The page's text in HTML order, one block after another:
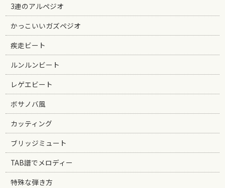
3連のアルペジオ
かっこいいガズペジオ
疾走ビート
ルンルンビート
レゲエビート
ボサノバ風
カッティング
ブリッジミュート
TAB譜でメロディー
特殊な弾き方